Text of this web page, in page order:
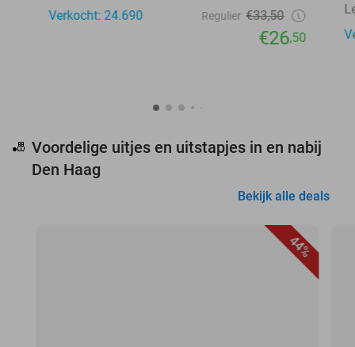
Verkocht: 24.690
Regulier €33,50
€26,50
🎳 Voordelige uitjes en uitstapjes in en nabij
Den Haag
Bekijk alle deals
44%